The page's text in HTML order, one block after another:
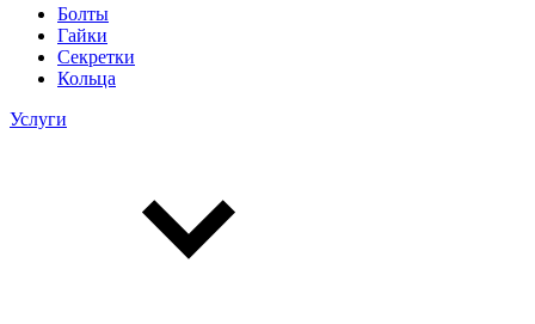
Болты
Гайки
Секретки
Кольца
Услуги